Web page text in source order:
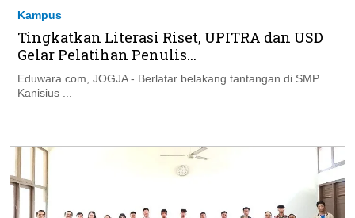
Kampus
Tingkatkan Literasi Riset, UPITRA dan USD
Gelar Pelatihan Penulis...
Eduwara.com, JOGJA - Berlatar belakang tantangan di SMP
Kanisius ...